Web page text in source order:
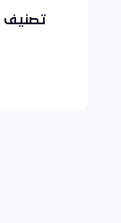
تصنيف